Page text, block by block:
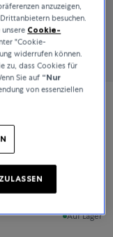
Auf Lager
anzuzeigen,
besuchen.
Cookie-
"Cookie-
widerrufen können.
zu, dass Cookies für
Sie auf “Nur
von essenziellen